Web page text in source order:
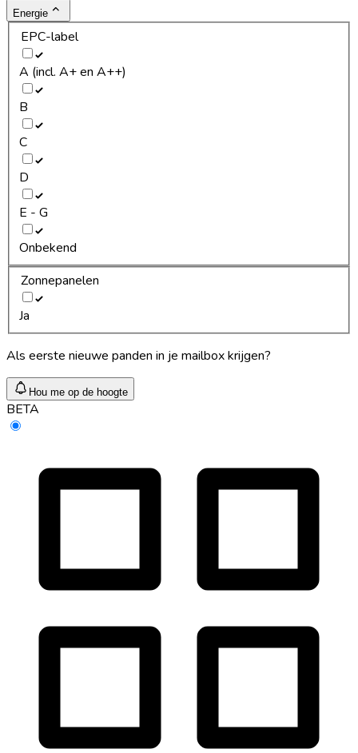
Energie
EPC-label
A (incl. A+ en A++)
B
C
D
E - G
Onbekend
Zonnepanelen
Ja
Als eerste nieuwe panden in je mailbox krijgen?
Hou me op de hoogte
BETA